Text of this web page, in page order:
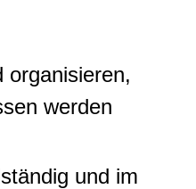
organisieren,
werden
und im